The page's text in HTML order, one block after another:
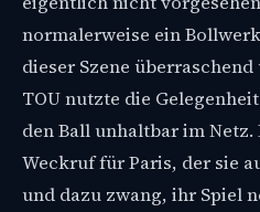
normalerweise ein
dieser Szene
TOU nutzte die
den Ball unhaltbar im
Weckruf für Paris, der sie
und dazu zwang, ihr Spiel